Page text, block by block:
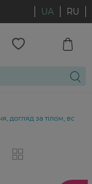
UA RU
догляд за тілом,